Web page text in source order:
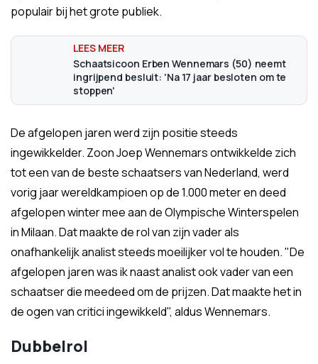
populair bij het grote publiek.
Schaatsicoon Erben Wennemars (50) neemt
ingrijpend besluit: 'Na 17 jaar besloten om te
stoppen'
De afgelopen jaren werd zijn positie steeds
ingewikkelder. Zoon Joep Wennemars ontwikkelde zich
tot een van de beste schaatsers van Nederland, werd
vorig jaar wereldkampioen op de 1.000 meter en deed
afgelopen winter mee aan de Olympische Winterspelen
in Milaan. Dat maakte de rol van zijn vader als
onafhankelijk analist steeds moeilijker vol te houden. "De
afgelopen jaren was ik naast analist ook vader van een
schaatser die meedeed om de prijzen. Dat maakte het in
de ogen van critici ingewikkeld", aldus Wennemars.
Dubbelrol